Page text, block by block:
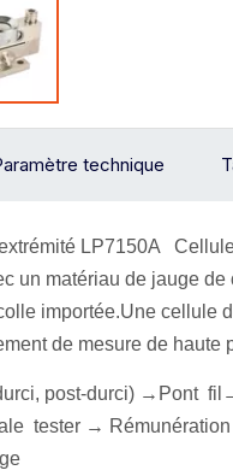
technique
LP7150A
un matériau de jauge
importée.Une cellule
de mesure de haute
post-durci) → Pont fil
tester →